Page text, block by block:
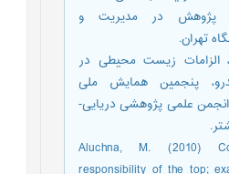
پژوهش در مدیریت و
تهران.
علی (1396)، الزامات زیست محیطی در
پنجمین همایش ملی
انجمن علمی پژوهشی دریایی-
11. Aluchna, M. (2010)